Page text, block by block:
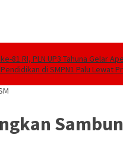
81 RI, PLN UP3 Tahuna Gelar
di SMPN1 Palu Lewat